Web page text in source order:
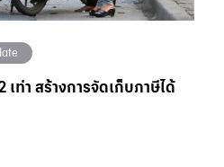
เท่า สร้างการจัดเก็บภาษีได้